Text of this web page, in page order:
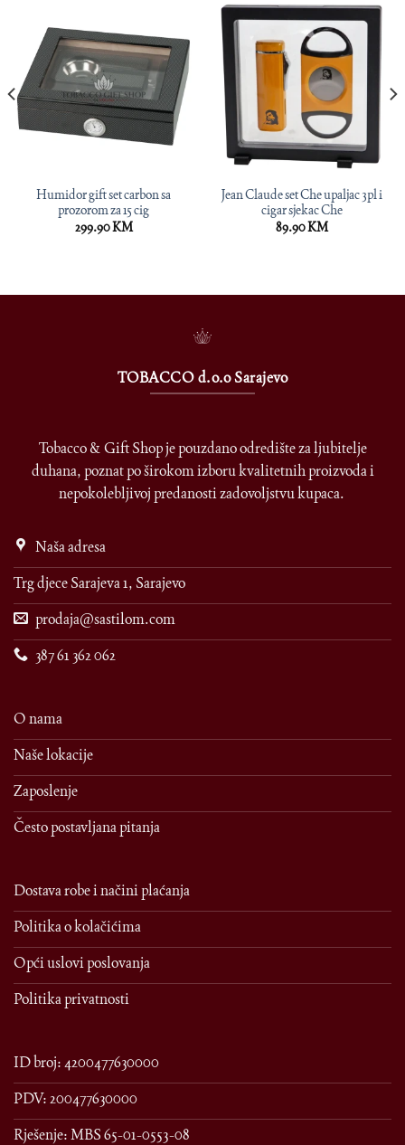
Humidor gift set carbon sa
prozorom za 15 cig
299.90KM
Jean Claude set Che upaljac 3pl i
cigar sjekac Che
89.90KM
TOBACCO d.o.o Sarajevo
Tobacco & Gift Shop je pouzdano odredište za ljubitelje
duhana, poznat po širokom izboru kvalitetnih proizvoda i
nepokolebljivoj predanosti zadovoljstvu kupaca.
Naša adresa
Trg djece Sarajeva 1, Sarajevo
prodaja@sastilom.com
387 61 362 062
O nama
Naše lokacije
Zaposlenje
Često postavljana pitanja
Dostava robe i načini plaćanja
Politika o kolačićima
Opći uslovi poslovanja
Politika privatnosti
ID broj: 4200477630000
PDV: 200477630000
Rješenje: MBS 65-01-0553-08